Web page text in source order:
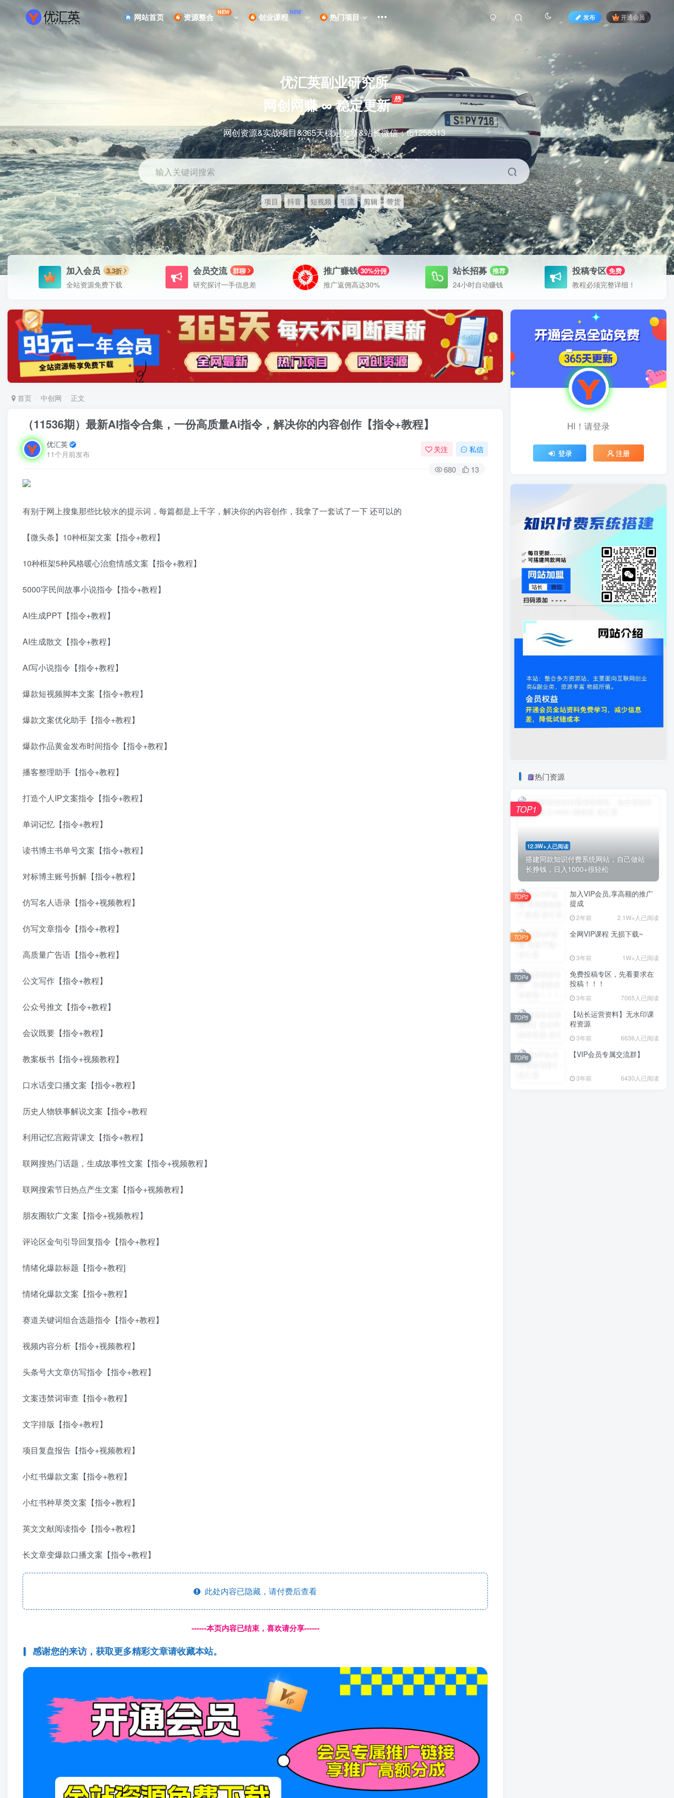
网站首页 资源整合 NEW 创业课程NEW 热门项目 发布 开通会员
优汇英副业研究所
网创网赚 ∞ 稳定更新
网创资源&实战项目&365天稳定更新&站长微信：tb1258313
输入关键词搜索
项目 抖音 短视频 引流 剪辑 带货
加入会员 3.3折
全站资源免费下载
会员交流 群聊
研究探讨一手信息差
推广赚钱 30%分佣
推广返佣高达30%
站长招募 推荐
24小时自动赚钱
投稿专区 免费
教程必须完整详细！
首页 中创网 正文
（11536期）最新AI指令合集，一份高质量Ai指令，解决你的内容创作【指令+教程】
优汇英
11个月前发布
关注 私信
680 13
有别于网上搜集那些比较水的提示词，每篇都是上千字，​解决你的内容创作，我拿了一套试了一下 还可以的
【微头条】10种框架文案【指令+教程】
10种框架5种风格暖心治愈情感文案【指令+教程】
5000字民间故事小说指令【指令+教程】
AI生成PPT【指令+教程】
AI生成散文【指令+教程】
AI写小说指令【指令+教程】
爆款短视频脚本文案【指令+教程】
爆款文案优化助手【指令+教程】
爆款作品黄金发布时间指令【指令+教程】
播客整理助手【指令+教程】
打造个人IP文案指令【指令+教程】
单词记忆【指令+教程】
读书博主书单号文案【指令+教程】
对标博主账号拆解【指令+教程】
仿写名人语录【指令+视频教程】
仿写文章指令【指令+教程】
高质量广告语【指令+教程】
公文写作【指令+教程】
公众号推文【指令+教程】
会议既要【指令+教程】
教案板书【指令+视频教程】
口水话变口播文案【指令+教程】
历史人物轶事解说文案【指令+教程
利用记忆宫殿背课文【指令+教程】
联网搜热门话题，生成故事性文案【指令+视频教程】
联网搜索节日热点产生文案【指令+视频教程】
朋友圈软广文案【指令+视频教程】
评论区金句引导回复指令【指令+教程】
情绪化爆款标题【指令+教程]
情绪化爆款文案【指令+教程】
赛道关键词组合选题指令【指令+教程】
视频内容分析【指令+视频教程】
头条号大文章仿写指令【指令+教程】
文案违禁词审查【指令+教程】
文字排版【指令+教程】
项目复盘报告【指令+视频教程】
小红书爆款文案【指令+教程】
小红书种草类文案【指令+教程】
英文文献阅读指令【指令+教程】
长文章变爆款口播文案【指令+教程】
此处内容已隐藏，请付费后查看
------本页内容已结束，喜欢请分享------
感谢您的来访，获取更多精彩文章请收藏本站。
HI！请登录
登录 注册
热门资源
12.3W+人已阅读
搭建同款知识付费系统网站，自己做站
长挣钱，日入1000+很轻松
TOP1
加入VIP会员,享高额的推广
提成
2年前 2.1W+人已阅读
TOP2
全网VIP课程 无损下载~
3年前 1W+人已阅读
TOP3
免费投稿专区，先看要求在
投稿！！！
3年前 7065人已阅读
TOP4
【站长运营资料】无水印课
程资源
3年前 6636人已阅读
TOP5
【VIP会员专属交流群】
3年前 6430人已阅读
TOP6